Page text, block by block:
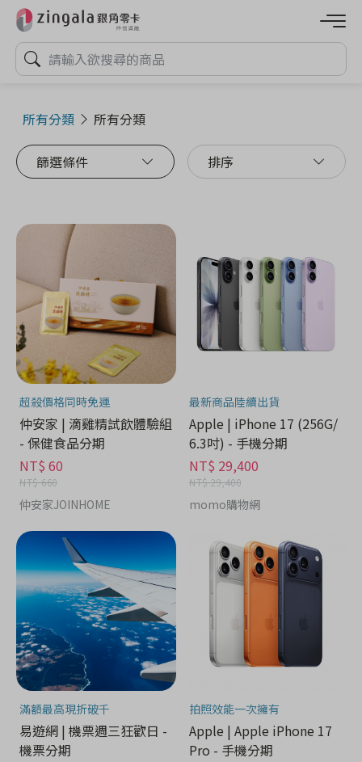
所有分類 所有分類
篩選條件 排序
超殺價格同時免運
仲安家 | 滴雞精試飲體驗組
- 保健食品分期
NT$ 60
NT$ 660
仲安家JOINHOME
最新商品陸續出貨
Apple | iPhone 17 (256G/
6.3吋) - 手機分期
NT$ 29,400
NT$ 29,400
momo購物網
滿額最高現折破千
易遊網 | 機票週三狂歡日 -
機票分期
拍照效能一次擁有
Apple | Apple iPhone 17
Pro - 手機分期